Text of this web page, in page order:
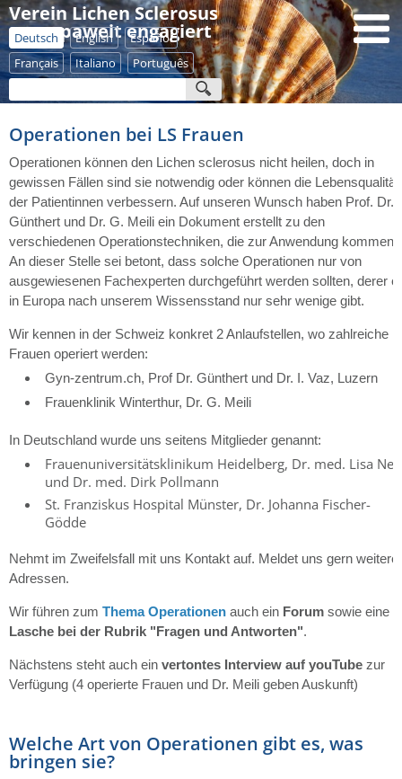
Verein Lichen Sclerosus
- europaweit engagiert
Deutsch English
Español
Français
Italiano Português
Operationen bei LS Frauen
Operationen können den Lichen sclerosus nicht heilen, doch in
gewissen Fällen sind sie notwendig oder können die Lebensqualität
der Patientinnen verbessern. Auf unseren Wunsch haben Prof. Dr.
Günthert und Dr. G. Meili ein Dokument erstellt zu den
verschiedenen Operationstechniken, die zur Anwendung kommen.
An dieser Stelle sei betont, dass solche Operationen nur von
ausgewiesenen Fachexperten durchgeführt werden sollten, derer
in Europa nach unserem Wissensstand nur sehr wenige gibt.
Wir kennen in der Schweiz konkret 2 Anlaufstellen, wo zahlreiche
Frauen operiert werden:
Gyn-zentrum.ch, Prof Dr. Günthert und Dr. I. Vaz, Luzern
Frauenklinik Winterthur, Dr. G. Meili
In Deutschland wurde uns seitens Mitglieder genannt:
Frauenuniversitätsklinikum Heidelberg, Dr. med. Lisa
und Dr. med. Dirk Pollmann
St. Franziskus Hospital Münster, Dr. Johanna Fischer-
Gödde
Nehmt im Zweifelsfall mit uns Kontakt auf. Meldet uns gern weitere
Adressen.
Wir führen zum Thema Operationen auch ein Forum sowie eine
Lasche bei der Rubrik "Fragen und Antworten".
Nächstens steht auch ein vertontes Interview auf youTube zur
Verfügung (4 operierte Frauen und Dr. Meili geben Auskunft)
Welche Art von Operationen gibt es, was
bringen sie?